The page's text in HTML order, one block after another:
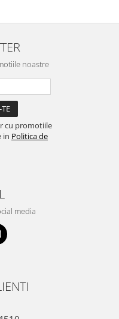
noastre
cu promotiile
in Politica de
media